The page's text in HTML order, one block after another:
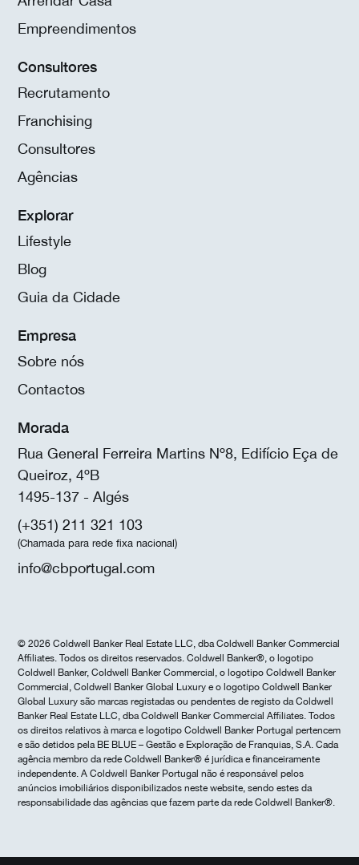
Empreendimentos
Consultores
Recrutamento
Franchising
Consultores
Agências
Explorar
Lifestyle
Blog
Guia da Cidade
Empresa
Sobre nós
Contactos
Morada
Rua General Ferreira Martins Nº8, Edifício Eça de
Queiroz, 4ºB
1495-137 - Algés
(+351) 211 321 103
(Chamada para rede fixa nacional)
info@cbportugal.com
© 2026 Coldwell Banker Real Estate LLC, dba Coldwell Banker Commercial
Affiliates. Todos os direitos reservados. Coldwell Banker®, o logotipo
Coldwell Banker, Coldwell Banker Commercial, o logotipo Coldwell Banker
Commercial, Coldwell Banker Global Luxury e o logotipo Coldwell Banker
Global Luxury são marcas registadas ou pendentes de registo da Coldwell
Banker Real Estate LLC, dba Coldwell Banker Commercial Affiliates. Todos
os direitos relativos à marca e logotipo Coldwell Banker Portugal pertencem
e são detidos pela BE BLUE – Gestão e Exploração de Franquias, S.A. Cada
agência membro da rede Coldwell Banker® é jurídica e financeiramente
independente. A Coldwell Banker Portugal não é responsável pelos
anúncios imobiliários disponibilizados neste website, sendo estes da
responsabilidade das agências que fazem parte da rede Coldwell Banker®.